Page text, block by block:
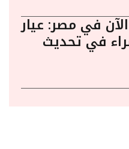
في مصر: عيار
6735 للشراء في تحديث